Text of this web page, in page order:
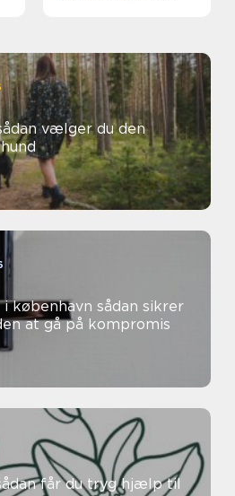
vælger du den
sådan sikrer
at gå på kompromis